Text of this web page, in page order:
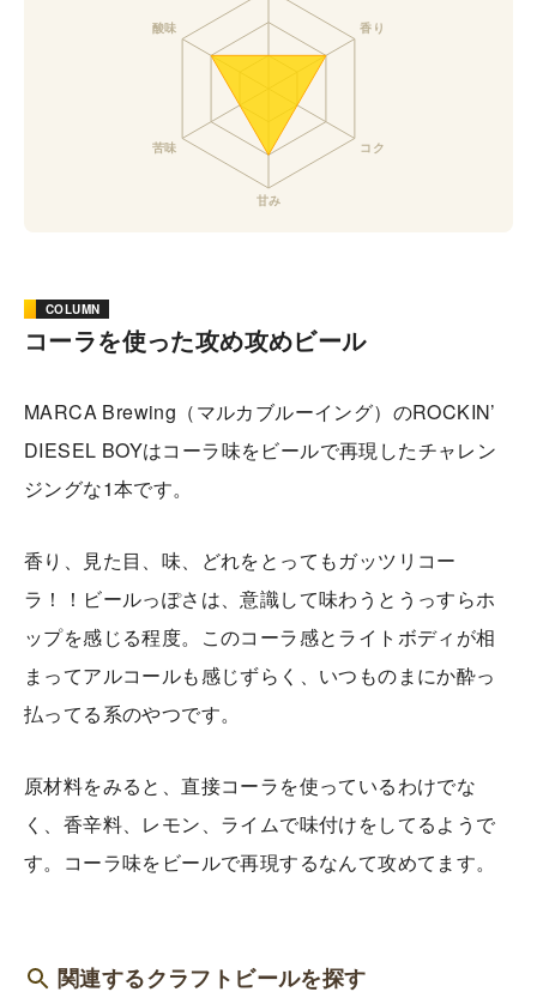
COLUMN
コーラを使った攻め攻めビール
MARCA Brewing（マルカブルーイング）のROCKIN’
DIESEL BOYはコーラ味をビールで再現したチャレン
ジングな1本です。
香り、見た目、味、どれをとってもガッツリコー
ラ！！ビールっぽさは、意識して味わうとうっすらホ
ップを感じる程度。このコーラ感とライトボディが相
まってアルコールも感じずらく、いつものまにか酔っ
払ってる系のやつです。
原材料をみると、直接コーラを使っているわけでな
く、香辛料、レモン、ライムで味付けをしてるようで
す。コーラ味をビールで再現するなんて攻めてます。
関連するクラフトビールを探す